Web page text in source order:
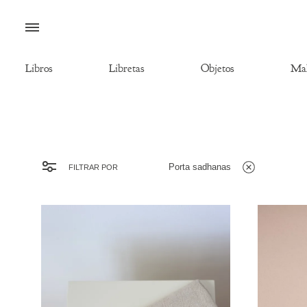
Menú
Libros Libretas Objetos
FILTRAR POR Porta sadhanas